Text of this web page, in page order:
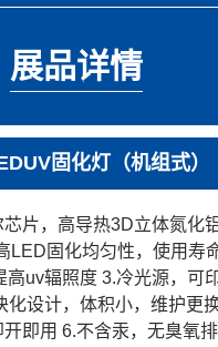
展品详情
固化灯（机组式）
片，高导热3D立体氮化
LED固化均匀性，使用寿
高uv辐照度 3.冷光源，可
化设计，体积小，维护更
即用 6.不含汞，无臭氧排